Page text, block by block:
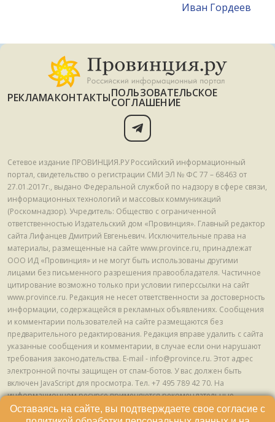
Иван Гордеев
РЕКЛАМАКОНТАКТЫПОЛЬЗОВАТЕЛЬСКОЕ
СОГЛАШЕНИЕ
Сетевое издание ПРОВИНЦИЯ.РУ Российский информационный
портал, свидетельство о регистрации СМИ ЭЛ № ФС 77 – 68463 от
27.01.2017г., выдано Федеральной службой по надзору в сфере связи,
информационных технологий и массовых коммуникаций
(Роскомнадзор). Учредитель: Общество с ограниченной
ответственностью Издательский дом «Провинция». Главный редактор
сайта Лифанцев Дмитрий Евгеньевич. Исключительные права на
материалы, размещенные на сайте www.province.ru, принадлежат
ООО ИД «Провинция» и не могут быть использованы другими
лицами без письменного разрешения правообладателя. Частичное
цитирование возможно только при условии гиперссылки на сайт
www.province.ru. Редакция не несет ответственности за достоверность
информации, содержащейся в рекламных объявлениях. Сообщения
и комментарии пользователей на сайте размещаются без
предварительного редактирования. Редакция вправе удалить с сайта
указанные сообщения и комментарии, в случае если они нарушают
требования законодательства. E-mail - info@province.ru. Этот адрес
электронной почты защищен от спам-ботов. У вас должен быть
включен JavaScript для просмотра. Tел. +7 495 789 42 70. На
информационном ресурсе применяются рекомендательные
технологии (информационные технологии предоставления
Оставаясь на сайте, вы подтверждаете свое согласие с